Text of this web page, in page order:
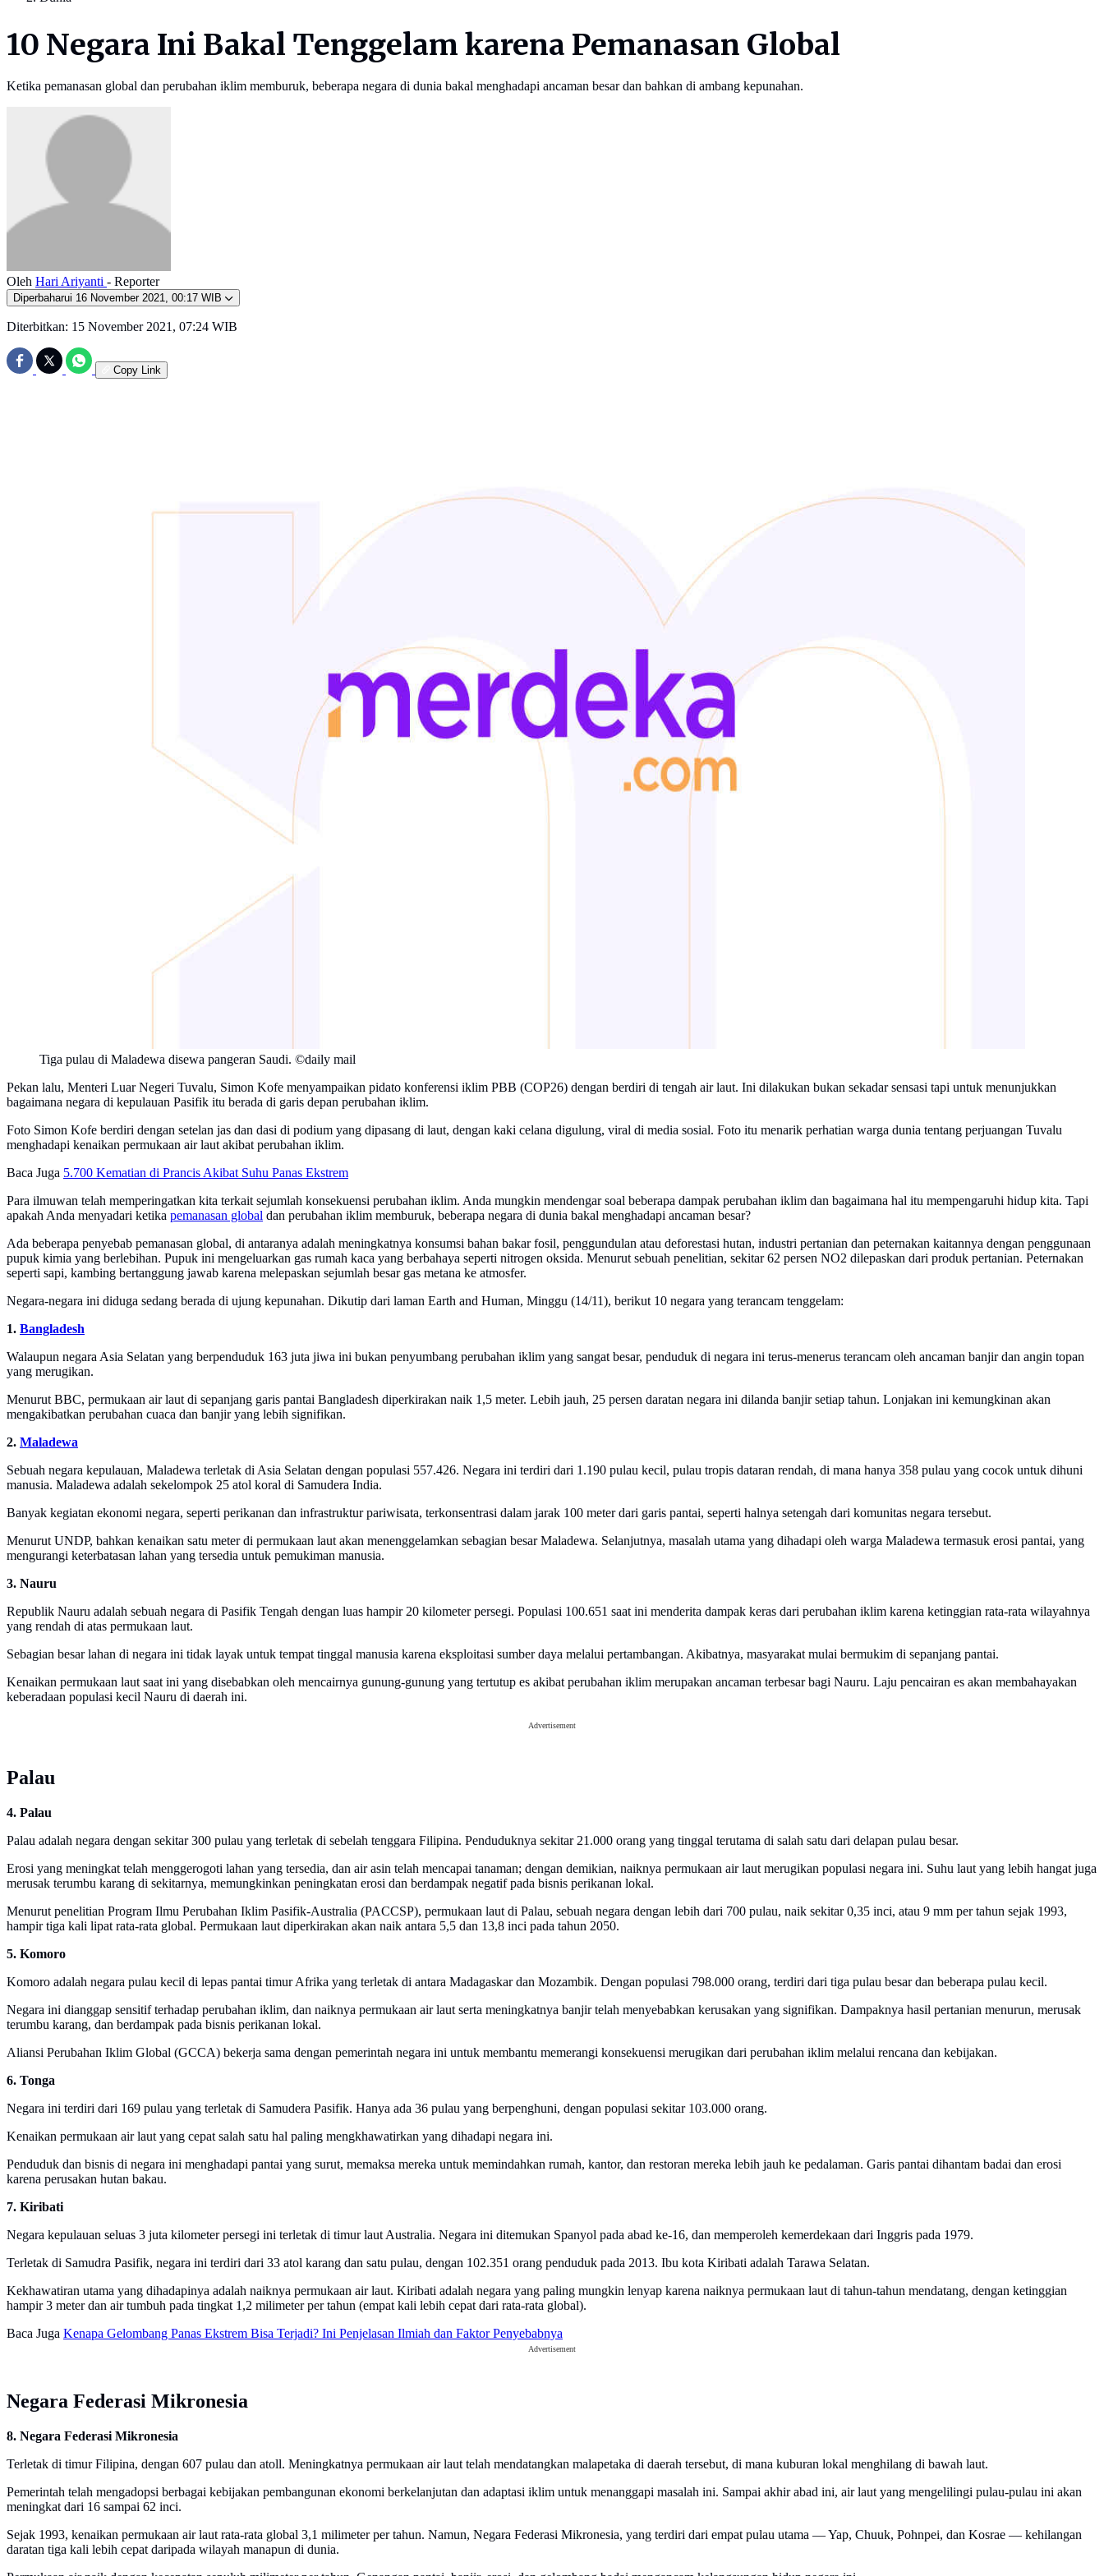
10 Negara Ini Bakal Tenggelam karena Pemanasan Global
Ketika pemanasan global dan perubahan iklim memburuk, beberapa negara di dunia bakal menghadapi ancaman besar dan bahkan di ambang kepunahan.
Oleh Hari Ariyanti - Reporter
Diperbaharui 16 November 2021, 00:17 WIB
Diterbitkan: 15 November 2021, 07:24 WIB
Copy Link
Tiga pulau di Maladewa disewa pangeran Saudi. ©daily mail
Pekan lalu, Menteri Luar Negeri Tuvalu, Simon Kofe menyampaikan pidato konferensi iklim PBB (COP26) dengan berdiri di tengah air laut. Ini dilakukan bukan sekadar sensasi tapi untuk menunjukkan
bagaimana negara di kepulauan Pasifik itu berada di garis depan perubahan iklim.
Foto Simon Kofe berdiri dengan setelan jas dan dasi di podium yang dipasang di laut, dengan kaki celana digulung, viral di media sosial. Foto itu menarik perhatian warga dunia tentang perjuangan Tuvalu
menghadapi kenaikan permukaan air laut akibat perubahan iklim.
Baca Juga 5.700 Kematian di Prancis Akibat Suhu Panas Ekstrem
Para ilmuwan telah memperingatkan kita terkait sejumlah konsekuensi perubahan iklim. Anda mungkin mendengar soal beberapa dampak perubahan iklim dan bagaimana hal itu mempengaruhi hidup kita. Tapi
apakah Anda menyadari ketika pemanasan global dan perubahan iklim memburuk, beberapa negara di dunia bakal menghadapi ancaman besar?
Ada beberapa penyebab pemanasan global, di antaranya adalah meningkatnya konsumsi bahan bakar fosil, penggundulan atau deforestasi hutan, industri pertanian dan peternakan kaitannya dengan penggunaan
pupuk kimia yang berlebihan. Pupuk ini mengeluarkan gas rumah kaca yang berbahaya seperti nitrogen oksida. Menurut sebuah penelitian, sekitar 62 persen NO2 dilepaskan dari produk pertanian. Peternakan
seperti sapi, kambing bertanggung jawab karena melepaskan sejumlah besar gas metana ke atmosfer.
Negara-negara ini diduga sedang berada di ujung kepunahan. Dikutip dari laman Earth and Human, Minggu (14/11), berikut 10 negara yang terancam tenggelam:
1. Bangladesh
Walaupun negara Asia Selatan yang berpenduduk 163 juta jiwa ini bukan penyumbang perubahan iklim yang sangat besar, penduduk di negara ini terus-menerus terancam oleh ancaman banjir dan angin topan
yang merugikan.
Menurut BBC, permukaan air laut di sepanjang garis pantai Bangladesh diperkirakan naik 1,5 meter. Lebih jauh, 25 persen daratan negara ini dilanda banjir setiap tahun. Lonjakan ini kemungkinan akan
mengakibatkan perubahan cuaca dan banjir yang lebih signifikan.
2. Maladewa
Sebuah negara kepulauan, Maladewa terletak di Asia Selatan dengan populasi 557.426. Negara ini terdiri dari 1.190 pulau kecil, pulau tropis dataran rendah, di mana hanya 358 pulau yang cocok untuk dihuni
manusia. Maladewa adalah sekelompok 25 atol koral di Samudera India.
Banyak kegiatan ekonomi negara, seperti perikanan dan infrastruktur pariwisata, terkonsentrasi dalam jarak 100 meter dari garis pantai, seperti halnya setengah dari komunitas negara tersebut.
Menurut UNDP, bahkan kenaikan satu meter di permukaan laut akan menenggelamkan sebagian besar Maladewa. Selanjutnya, masalah utama yang dihadapi oleh warga Maladewa termasuk erosi pantai, yang
mengurangi keterbatasan lahan yang tersedia untuk pemukiman manusia.
3. Nauru
Republik Nauru adalah sebuah negara di Pasifik Tengah dengan luas hampir 20 kilometer persegi. Populasi 100.651 saat ini menderita dampak keras dari perubahan iklim karena ketinggian rata-rata wilayahnya
yang rendah di atas permukaan laut.
Sebagian besar lahan di negara ini tidak layak untuk tempat tinggal manusia karena eksploitasi sumber daya melalui pertambangan. Akibatnya, masyarakat mulai bermukim di sepanjang pantai.
Kenaikan permukaan laut saat ini yang disebabkan oleh mencairnya gunung-gunung yang tertutup es akibat perubahan iklim merupakan ancaman terbesar bagi Nauru. Laju pencairan es akan membahayakan
keberadaan populasi kecil Nauru di daerah ini.
Advertisement
Palau
4. Palau
Palau adalah negara dengan sekitar 300 pulau yang terletak di sebelah tenggara Filipina. Penduduknya sekitar 21.000 orang yang tinggal terutama di salah satu dari delapan pulau besar.
Erosi yang meningkat telah menggerogoti lahan yang tersedia, dan air asin telah mencapai tanaman; dengan demikian, naiknya permukaan air laut merugikan populasi negara ini. Suhu laut yang lebih hangat juga
merusak terumbu karang di sekitarnya, memungkinkan peningkatan erosi dan berdampak negatif pada bisnis perikanan lokal.
Menurut penelitian Program Ilmu Perubahan Iklim Pasifik-Australia (PACCSP), permukaan laut di Palau, sebuah negara dengan lebih dari 700 pulau, naik sekitar 0,35 inci, atau 9 mm per tahun sejak 1993,
hampir tiga kali lipat rata-rata global. Permukaan laut diperkirakan akan naik antara 5,5 dan 13,8 inci pada tahun 2050.
5. Komoro
Komoro adalah negara pulau kecil di lepas pantai timur Afrika yang terletak di antara Madagaskar dan Mozambik. Dengan populasi 798.000 orang, terdiri dari tiga pulau besar dan beberapa pulau kecil.
Negara ini dianggap sensitif terhadap perubahan iklim, dan naiknya permukaan air laut serta meningkatnya banjir telah menyebabkan kerusakan yang signifikan. Dampaknya hasil pertanian menurun, merusak
terumbu karang, dan berdampak pada bisnis perikanan lokal.
Aliansi Perubahan Iklim Global (GCCA) bekerja sama dengan pemerintah negara ini untuk membantu memerangi konsekuensi merugikan dari perubahan iklim melalui rencana dan kebijakan.
6. Tonga
Negara ini terdiri dari 169 pulau yang terletak di Samudera Pasifik. Hanya ada 36 pulau yang berpenghuni, dengan populasi sekitar 103.000 orang.
Kenaikan permukaan air laut yang cepat salah satu hal paling mengkhawatirkan yang dihadapi negara ini.
Penduduk dan bisnis di negara ini menghadapi pantai yang surut, memaksa mereka untuk memindahkan rumah, kantor, dan restoran mereka lebih jauh ke pedalaman. Garis pantai dihantam badai dan erosi
karena perusakan hutan bakau.
7. Kiribati
Negara kepulauan seluas 3 juta kilometer persegi ini terletak di timur laut Australia. Negara ini ditemukan Spanyol pada abad ke-16, dan memperoleh kemerdekaan dari Inggris pada 1979.
Terletak di Samudra Pasifik, negara ini terdiri dari 33 atol karang dan satu pulau, dengan 102.351 orang penduduk pada 2013. Ibu kota Kiribati adalah Tarawa Selatan.
Kekhawatiran utama yang dihadapinya adalah naiknya permukaan air laut. Kiribati adalah negara yang paling mungkin lenyap karena naiknya permukaan laut di tahun-tahun mendatang, dengan ketinggian
hampir 3 meter dan air tumbuh pada tingkat 1,2 milimeter per tahun (empat kali lebih cepat dari rata-rata global).
Baca Juga Kenapa Gelombang Panas Ekstrem Bisa Terjadi? Ini Penjelasan Ilmiah dan Faktor Penyebabnya
Advertisement
Negara Federasi Mikronesia
8. Negara Federasi Mikronesia
Terletak di timur Filipina, dengan 607 pulau dan atoll. Meningkatnya permukaan air laut telah mendatangkan malapetaka di daerah tersebut, di mana kuburan lokal menghilang di bawah laut.
Pemerintah telah mengadopsi berbagai kebijakan pembangunan ekonomi berkelanjutan dan adaptasi iklim untuk menanggapi masalah ini. Sampai akhir abad ini, air laut yang mengelilingi pulau-pulau ini akan
meningkat dari 16 sampai 62 inci.
Sejak 1993, kenaikan permukaan air laut rata-rata global 3,1 milimeter per tahun. Namun, Negara Federasi Mikronesia, yang terdiri dari empat pulau utama — Yap, Chuuk, Pohnpei, dan Kosrae — kehilangan
daratan tiga kali lebih cepat daripada wilayah manapun di dunia.